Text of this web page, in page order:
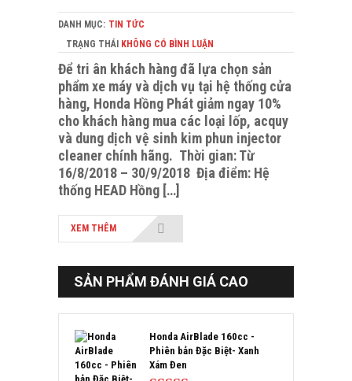
DANH MỤC: TIN TỨC
TRẠNG THÁI KHÔNG CÓ BÌNH LUẬN
Để tri ân khách hàng đã lựa chọn sản
phẩm xe máy và dịch vụ tại hệ thống cửa
hàng, Honda Hồng Phát giảm ngay 10%
cho khách hàng mua các loại lốp, acquy
và dung dịch vệ sinh kim phun injector
cleaner chính hãng. Thời gian: Từ
16/8/2018 – 30/9/2018 Địa điểm: Hệ
thống HEAD Hồng […]
XEM THÊM
SẢN PHẨM ĐÁNH GIÁ CAO
Honda AirBlade 160cc -
Phiên bản Đặc Biệt- Xanh
Xám Đen